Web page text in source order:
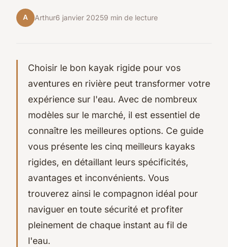
A Arthur6 janvier 20259 min de lecture
Choisir le bon kayak rigide pour vos
aventures en rivière peut transformer votre
expérience sur l'eau. Avec de nombreux
modèles sur le marché, il est essentiel de
connaître les meilleures options. Ce guide
vous présente les cinq meilleurs kayaks
rigides, en détaillant leurs spécificités,
avantages et inconvénients. Vous
trouverez ainsi le compagnon idéal pour
naviguer en toute sécurité et profiter
pleinement de chaque instant au fil de
l'eau.